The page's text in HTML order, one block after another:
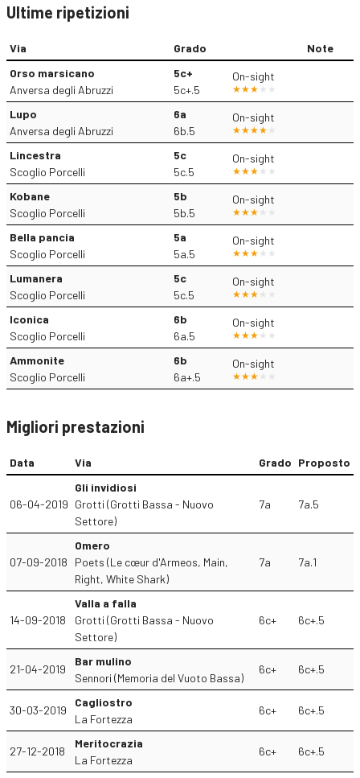
Ultime ripetizioni
Via Grado
Note
Orso marsicano
Anversa degli Abruzzi
5c+
5c+.5
On-sight
Lupo
Anversa degli Abruzzi
6a
6b.5
On-sight
Lincestra
Scoglio Porcelli
5c
5c.5
On-sight
Kobane
Scoglio Porcelli
5b
5b.5
On-sight
Bella pancia
Scoglio Porcelli
5a
5a.5
On-sight
Lumanera
Scoglio Porcelli
5c
5c.5
On-sight
Iconica
Scoglio Porcelli
6b
6a.5
On-sight
Ammonite
Scoglio Porcelli
6b
6a+.5
On-sight
Migliori prestazioni
Data Via Grado Proposto
06-04-2019
Gli invidiosi
Grotti (Grotti Bassa - Nuovo
Settore)
7a 7a.5
07-09-2018
Omero
Poets (Le cœur d'Armeos, Main,
Right, White Shark)
7a 7a.1
14-09-2018
Valla a falla
Grotti (Grotti Bassa - Nuovo
Settore)
6c+ 6c+.5
21-04-2019
Bar mulino
Sennori (Memoria del Vuoto Bassa)
6c+ 6c+.5
30-03-2019
Cagliostro
La Fortezza
6c+ 6c+.5
27-12-2018
Meritocrazia
La Fortezza
6c+ 6c+.5